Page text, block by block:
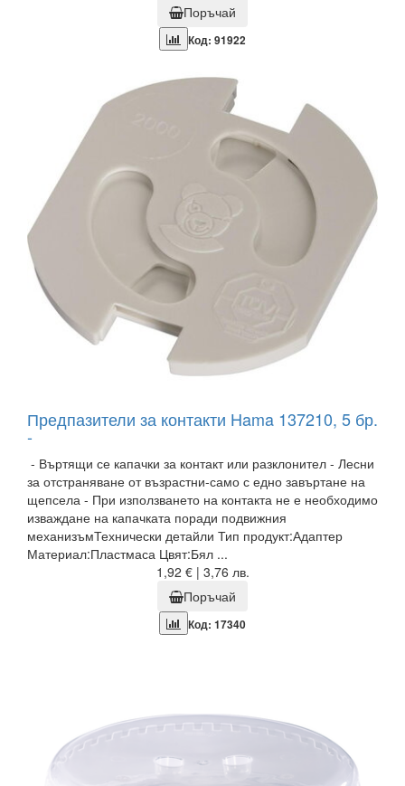
Поръчай
Код: 91922
Предпазители за контакти Hama 137210, 5 бр.
-
- Въртящи се капачки за контакт или разклонител - Лесни
за отстраняване от възрастни-само с едно завъртане на
щепсела - При използването на контакта не е необходимо
изваждане на капачката поради подвижния
механизъмТехнически детайли Тип продукт:Адаптер
Материал:Пластмаса Цвят:Бял ...
1,92 € | 3,76 лв.
Поръчай
Код: 17340